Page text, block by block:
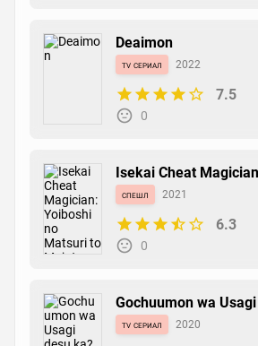
Deaimon
tv сериал 2022
7.5
0
Isekai Cheat
Matsuri to Majutsushi
спешл 2021
6.3
0
Gochuumon wa
Bloom
tv сериал 2020